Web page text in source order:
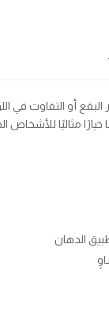
أو التفاوت في
مثاليًا للأشخاص
الدهان